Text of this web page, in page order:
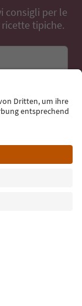
consigli per le
tipiche.